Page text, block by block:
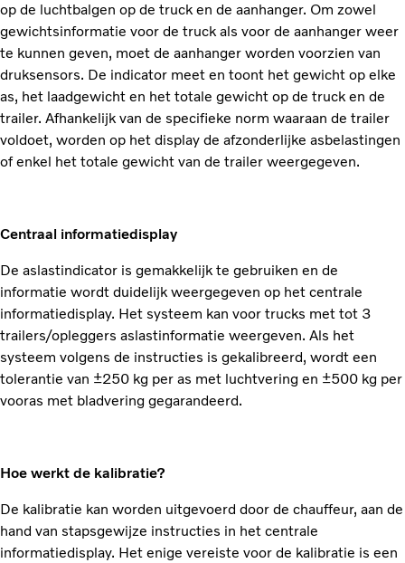
op de luchtbalgen op de truck en de aanhanger. Om zowel
gewichtsinformatie voor de truck als voor de aanhanger weer
te kunnen geven, moet de aanhanger worden voorzien van
druksensors. De indicator meet en toont het gewicht op elke
as, het laadgewicht en het totale gewicht op de truck en de
trailer. Afhankelijk van de specifieke norm waaraan de trailer
voldoet, worden op het display de afzonderlijke asbelastingen
of enkel het totale gewicht van de trailer weergegeven.
Centraal informatiedisplay
De aslastindicator is gemakkelijk te gebruiken en de
informatie wordt duidelijk weergegeven op het centrale
informatiedisplay. Het systeem kan voor trucks met tot 3
trailers/opleggers aslastinformatie weergeven. Als het
systeem volgens de instructies is gekalibreerd, wordt een
tolerantie van ±250 kg per as met luchtvering en ±500 kg per
vooras met bladvering gegarandeerd.
Hoe werkt de kalibratie?
De kalibratie kan worden uitgevoerd door de chauffeur, aan de
hand van stapsgewijze instructies in het centrale
informatiedisplay. Het enige vereiste voor de kalibratie is een